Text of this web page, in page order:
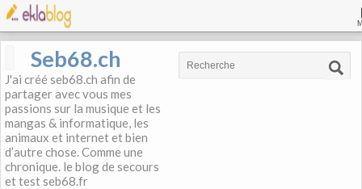
Seb68.ch
J'ai créé seb68.ch afin de
partager avec vous mes
passions sur la musique et les
mangas & informatique, les
animaux et internet et bien
d’autre chose. Comme une
chronique. le blog de secours
et test seb68.fr